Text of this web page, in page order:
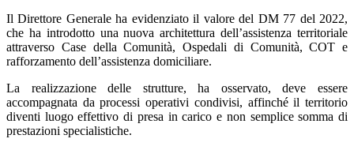
Il Direttore Generale ha evidenziato il valore del DM 77 del 2022,
che ha introdotto una nuova architettura dell’assistenza territoriale
attraverso Case della Comunità, Ospedali di Comunità, COT e
rafforzamento dell’assistenza domiciliare.
La realizzazione delle strutture, ha osservato, deve essere
accompagnata da processi operativi condivisi, affinché il territorio
diventi luogo effettivo di presa in carico e non semplice somma di
prestazioni specialistiche.